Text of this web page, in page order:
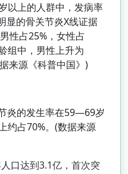
以上的人群中，发病率
显的骨关节炎X线证据
性占25%，女性占
组中，男性上升为
来源《科普中国》)
炎的发生率在59—69岁
约占70%。(数据来源
口达到3.1亿，首次突